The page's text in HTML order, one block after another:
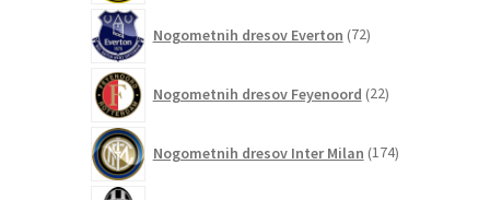
Nogometnih dresov Everton 72izdelkov
Nogometnih dresov Feyenoord 22izdelkov
Nogometnih dresov Inter Milan 174izdelkov